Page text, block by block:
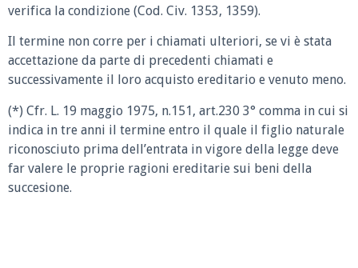
verifica la condizione (Cod. Civ. 1353, 1359).
Il termine non corre per i chiamati ulteriori, se vi è stata
accettazione da parte di precedenti chiamati e
successivamente il loro acquisto ereditario e venuto meno.
(*) Cfr. L. 19 maggio 1975, n.151, art.230 3° comma in cui si
indica in tre anni il termine entro il quale il figlio naturale
riconosciuto prima dell’entrata in vigore della legge deve
far valere le proprie ragioni ereditarie sui beni della
succesione.